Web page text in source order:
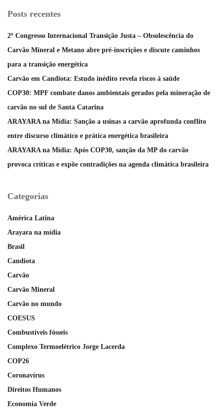
Posts recentes
2º Congresso Internacional Transição Justa – Obsolescência do
Carvão Mineral e Metano abre pré-inscrições e discute caminhos
para a transição energética
Carvão em Candiota: Estudo inédito revela riscos à saúde
COP30: MPF combate danos ambientais gerados pela mineração de
carvão no sul de Santa Catarina
ARAYARA na Mídia: Sanção a usinas a carvão aprofunda conflito
entre discurso climático e prática energética brasileira
ARAYARA na Mídia: Após COP30, sanção da MP do carvão
provoca críticas e expõe contradições na agenda climática brasileira
Categorias
América Latina
Arayara na mídia
Brasil
Candiota
Carvão
Carvão Mineral
Carvão no mundo
COESUS
Combustíveis fósseis
Complexo Termoelétrico Jorge Lacerda
COP26
Coronavírus
Direitos Humanos
Economia Verde